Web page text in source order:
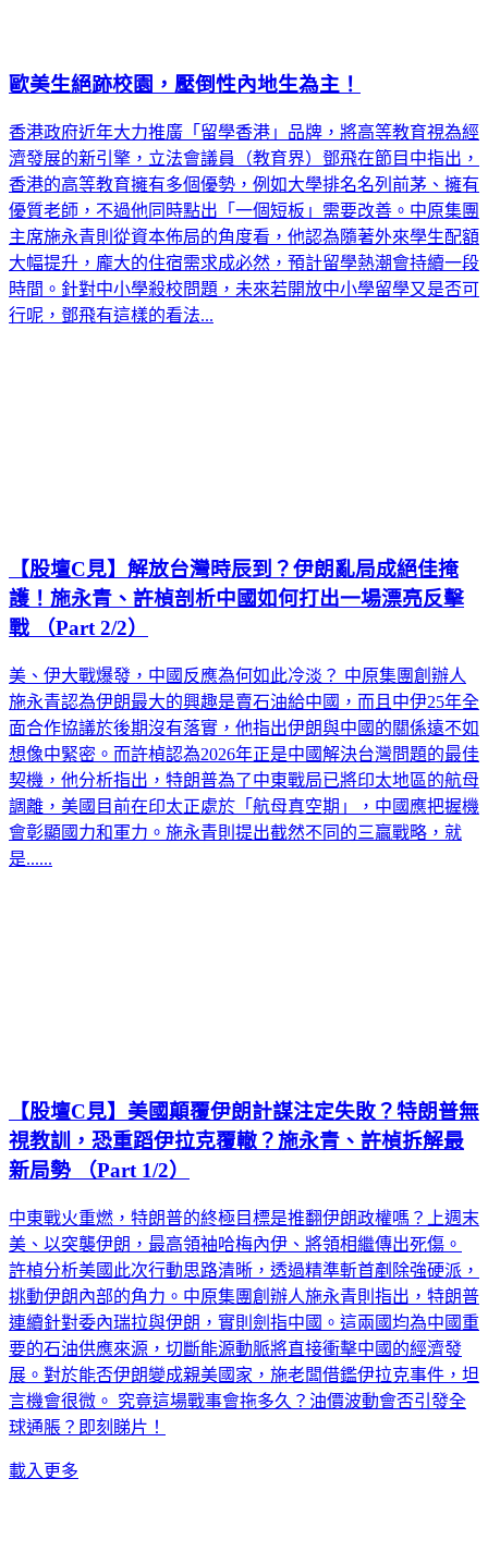
歐美生絕跡校園，壓倒性內地生為主！
香港政府近年大力推廣「留學香港」品牌，將高等教育視為經
濟發展的新引擎，立法會議員（教育界）鄧飛在節目中指出，
香港的高等教育擁有多個優勢，例如大學排名名列前茅、擁有
優質老師，不過他同時點出「一個短板」需要改善。中原集團
主席施永青則從資本佈局的角度看，他認為隨著外來學生配額
大幅提升，龐大的住宿需求成必然，預計留學熱潮會持續一段
時間。針對中小學殺校問題，未來若開放中小學留學又是否可
行呢，鄧飛有這樣的看法...
【股壇C見】解放台灣時辰到？伊朗亂局成絕佳掩
護！施永青、許楨剖析中國如何打出一場漂亮反擊
戰 （Part 2/2）
美、伊大戰爆發，中國反應為何如此冷淡？ 中原集團創辦人
施永青認為伊朗最大的興趣是賣石油給中國，而且中伊25年全
面合作協議於後期沒有落實，他指出伊朗與中國的關係遠不如
想像中緊密。而許楨認為2026年正是中國解決台灣問題的最佳
契機，他分析指出，特朗普為了中東戰局已將印太地區的航母
調離，美國目前在印太正處於「航母真空期」，中國應把握機
會彰顯國力和軍力。施永青則提出截然不同的三贏戰略，就
是......
【股壇C見】美國顛覆伊朗計謀注定失敗？特朗普無
視教訓，恐重蹈伊拉克覆轍？施永青、許楨拆解最
新局勢 （Part 1/2）
中東戰火重燃，特朗普的終極目標是推翻伊朗政權嗎？上週末
美、以突襲伊朗，最高領袖哈梅內伊、將領相繼傳出死傷。
許楨分析美國此次行動思路清晰，透過精準斬首剷除強硬派，
挑動伊朗內部的角力。中原集團創辦人施永青則指出，特朗普
連續針對委內瑞拉與伊朗，實則劍指中國。這兩國均為中國重
要的石油供應來源，切斷能源動脈將直接衝擊中國的經濟發
展。對於能否伊朗變成親美國家，施老闆借鑑伊拉克事件，坦
言機會很微。 究竟這場戰事會拖多久？油價波動會否引發全
球通脹？即刻睇片！
載入更多